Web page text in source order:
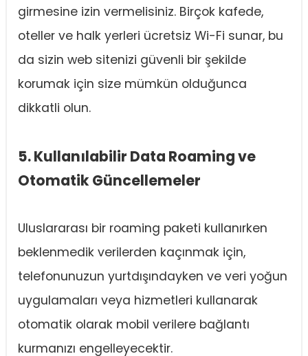
girmesine izin vermelisiniz. Birçok kafede,
oteller ve halk yerleri ücretsiz Wi-Fi sunar, bu
da sizin web sitenizi güvenli bir şekilde
korumak için size mümkün olduğunca
dikkatli olun.
5. Kullanılabilir Data Roaming ve
Otomatik Güncellemeler
Uluslararası bir roaming paketi kullanırken
beklenmedik verilerden kaçınmak için,
telefonunuzun yurtdışındayken ve veri yoğun
uygulamaları veya hizmetleri kullanarak
otomatik olarak mobil verilere bağlantı
kurmanızı engelleyecektir.